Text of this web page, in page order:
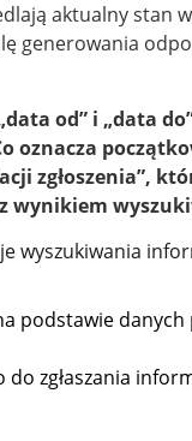
aktualny stan
generowania
od” i „data
oznacza
zgłoszenia”,
wynikiem
wyszukiwania
podstawie
zgłaszania